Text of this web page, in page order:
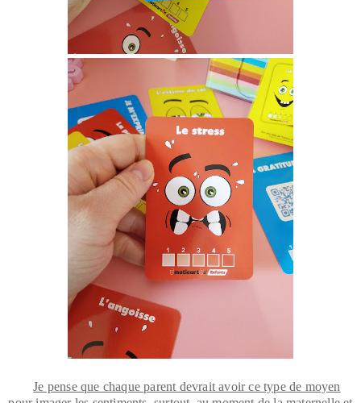
Je pense que chaque parent devrait avoir ce type de moyen